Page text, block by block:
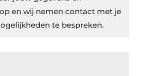
en wij nemen contact met je
te bespreken.